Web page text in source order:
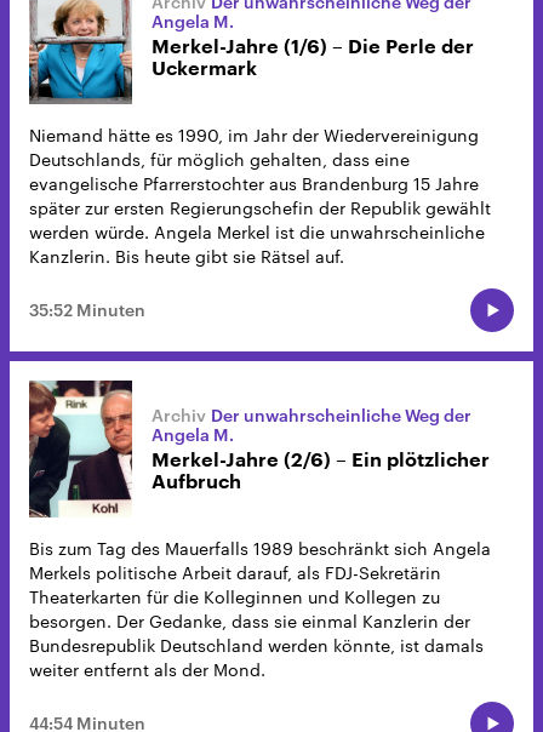
Angela M.
Merkel-Jahre (1/6) – Die Perle der
Uckermark
Niemand hätte es 1990, im Jahr der Wiedervereinigung
Deutschlands, für möglich gehalten, dass eine
evangelische Pfarrerstochter aus Brandenburg 15 Jahre
später zur ersten Regierungschefin der Republik gewählt
werden würde. Angela Merkel ist die unwahrscheinliche
Kanzlerin. Bis heute gibt sie Rätsel auf.
35:52 Minuten
Der unwahrscheinliche Weg der
Angela M.
Merkel-Jahre (2/6) – Ein plötzlicher
Aufbruch
Bis zum Tag des Mauerfalls 1989 beschränkt sich Angela
Merkels politische Arbeit darauf, als FDJ-Sekretärin
Theaterkarten für die Kolleginnen und Kollegen zu
besorgen. Der Gedanke, dass sie einmal Kanzlerin der
Bundesrepublik Deutschland werden könnte, ist damals
weiter entfernt als der Mond.
44:54 Minuten